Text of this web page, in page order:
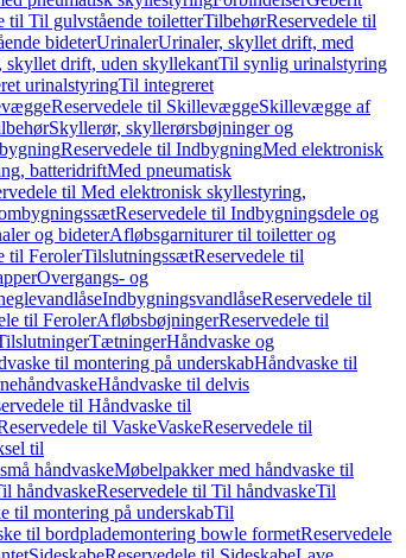
til Til gulvstående toiletterTilbehørReservedele til
bideterUrinalerUrinaler, skyllet drift, med
skyllet drift, uden skyllekantTil synlig urinalstyring
urinalstyringTil integreret
Reservedele til SkillevæggeSkillevægge af
Skyllerør, skyllerørsbøjninger og
Reservedele til IndbygningMed elektronisk
batteridriftMed pneumatisk
til Med elektronisk skyllestyring,
Reservedele til Indbygningsdele og
og bideterAfløbsgarniturer til toiletter og
til FerolerTilslutningssætReservedele til
Overgangs- og
IndbygningsvandlåseReservedele til
til FerolerAfløbsbøjningerReservedele til
TætningerHåndvaske og
til montering på underskabHåndvaske til
Håndvaske til delvis
til Håndvaske til
til VaskeVaskeReservedele til
til
håndvaskeMøbelpakker med håndvaske til
håndvaskeReservedele til Til håndvaskeTil
til montering på underskabTil
til bordplademontering bowle formetReservedele